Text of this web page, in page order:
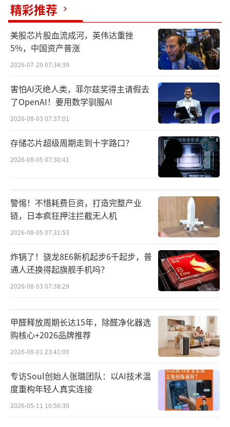
业版”套餐，首购39.9元/月，当月可享9万次
调用，主要服务复杂开发、团队协作需求。相
关套餐在说明中还明确标注了具有“依托武汉
智算中心本地节点，低延迟、高并发，告别掉
中国联通上海分公司宣布，面对上海“一
人公司”快速发展带来的词元调用量飞速增
长，公司提供“Token+AI云桌面+Unicla
w”（中国联通推出的自主执行智能体平台）
融合套餐，同时制定并出台了“一人公司”专
属词元优惠套餐，帮助创业企业降低成本、快
速开业，客户可享受最低1元/百万Token起的续
约价格。
中国电信面向个人及家庭客户，提供“Tok
en+连接+安全”一体化服务，推出三档“词元
套餐”以及宽带上行提速包和安全防护包等服
务。其中，轻享版、畅享版、尊享版套餐月资
费依次为9.9元、29.9元、49.9元，分别包含10
00万、4000万、8000万Token额度。
对于“词元套餐”，难免有人产生疑问：
元套餐”和咱有什么关系？不花钱就不能用大
模型了吗？
精彩推荐
美股芯片股血流成河，英伟达重挫
5%，中国资产普涨
2026-07-29 07:34:39
害怕AI灭绝人类，菲尔兹奖得主请假去
了OpenAI！要用数学驯服AI
2026-08-03 07:37:01
存储芯片超级周期走到十字路口？
2026-08-05 07:30:41
警惕！不惜耗费巨资，打造完整产业
链，日本疯狂押注拦截无人机
2026-08-05 07:31:53
炸锅了！骁龙8E6新机起步6千起步，普
通人还换得起旗舰手机吗？
2026-08-03 07:38:29
甲醛释放周期长达15年，除醛净化器选
购核心+2026品牌推荐
2026-08-01 23:41:00
专访Soul创始人张璐团队：以AI技术温
度重构年轻人真实连接
2026-05-11 10:56:30